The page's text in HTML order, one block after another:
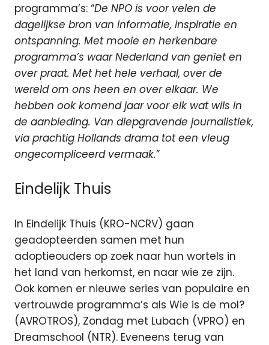
programma’s: “De NPO is voor velen de
dagelijkse bron van informatie, inspiratie en
ontspanning. Met mooie en herkenbare
programma’s waar Nederland van geniet en
over praat. Met het hele verhaal, over de
wereld om ons heen en over elkaar. We
hebben ook komend jaar voor elk wat wils in
de aanbieding. Van diepgravende journalistiek,
via prachtig Hollands drama tot een vleug
ongecompliceerd vermaak.”
Eindelijk Thuis
In Eindelijk Thuis (KRO-NCRV) gaan
geadopteerden samen met hun
adoptieouders op zoek naar hun wortels in
het land van herkomst, en naar wie ze zijn.
Ook komen er nieuwe series van populaire en
vertrouwde programma’s als Wie is de mol?
(AVROTROS), Zondag met Lubach (VPRO) en
Dreamschool (NTR). Eveneens terug van